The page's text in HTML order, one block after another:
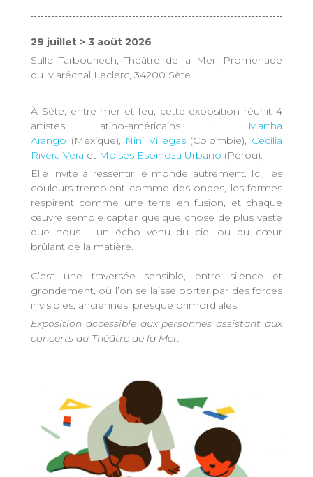
29 juillet > 3 août 2026
Salle Tarbouriech, Théâtre de la Mer, Promenade
du Maréchal Leclerc, 34200 Sète
À Sète, entre mer et feu, cette exposition réunit 4
artistes latino-américains :
Martha
Arango (Mexique), Nini Villegas(Colombie), Cecilia
Rivera Vera et Moises Espinoza Urbano (Pérou).
Elle invite à ressentir le monde autrement. Ici, les
couleurs tremblent comme des ondes, les formes
respirent comme une terre en fusion, et chaque
œuvre semble capter quelque chose de plus vaste
que nous - un écho venu du ciel ou du cœur
brûlant de la matière.
C’est une traversée sensible, entre silence et
grondement, où l’on se laisse porter par des forces
invisibles, anciennes, presque primordiales.
Exposition accessible aux personnes assistant aux
concerts au Théâtre de la Mer.